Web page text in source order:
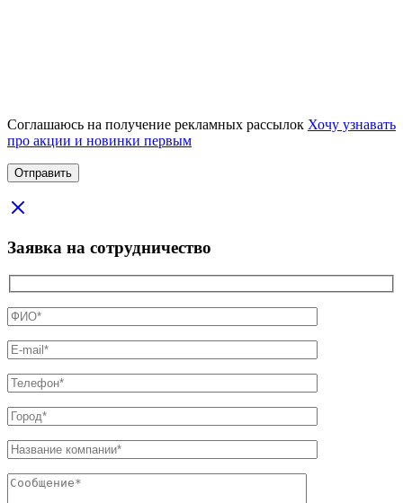
Соглашаюсь на получение рекламных рассылок Хочу узнавать
про акции и новинки первым
Заявка на сотрудничество